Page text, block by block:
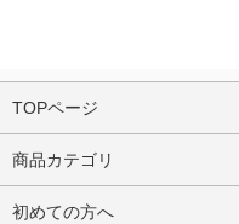
TOPページ
商品カテゴリ
初めての方へ